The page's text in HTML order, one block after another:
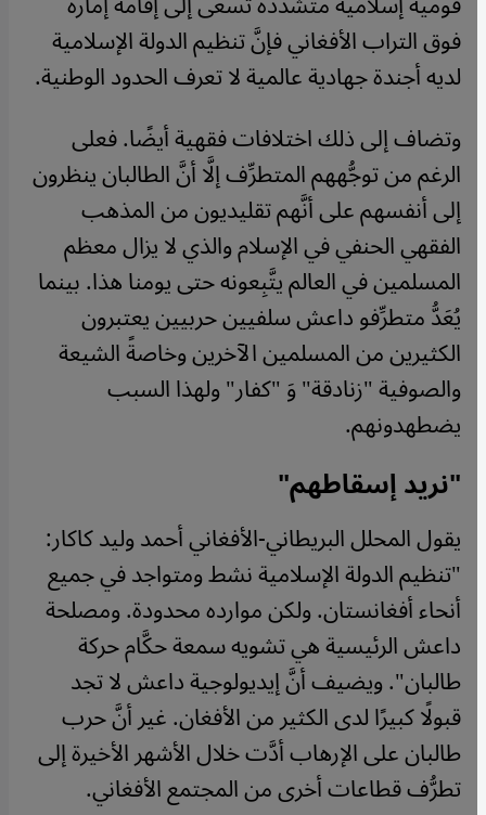
فوق التراب الأفغاني فإنَّ تنظيم الدولة الإسلامية
لديه أجندة جهادية عالمية لا تعرف الحدود الوطنية.
وتضاف إلى ذلك اختلافات فقهية أيضًا. فعلى
الرغم من توجُّههم المتطرِّف إلَّا أنَّ الطالبان ينظرون
إلى أنفسهم على أنَّهم تقليديون من المذهب
الفقهي الحنفي في الإسلام والذي لا يزال معظم
المسلمين في العالم يتَّبِعونه حتى يومنا هذا. بينما
يُعَدُّ متطرِّفو داعش سلفيين حربيين يعتبرون
الكثيرين من المسلمين الآخرين وخاصةً الشيعة
والصوفية "زنادقة" وَ "كفار" ولهذا السبب
يضطهدونهم.
"نريد إسقاطهم"
يقول المحلل البريطاني-الأفغاني أحمد وليد كاكار:
"تنظيم الدولة الإسلامية نشط ومتواجد في جميع
أنحاء أفغانستان. ولكن موارده محدودة. ومصلحة
داعش الرئيسية هي تشويه سمعة حكَّام حركة
طالبان". ويضيف أنَّ إيديولوجية داعش لا تجد
قبولًا كبيرًا لدى الكثير من الأفغان. غير أنَّ حرب
طالبان على الإرهاب أدَّت خلال الأشهر الأخيرة إلى
تطرُّف قطاعات أخرى من المجتمع الأفغاني.